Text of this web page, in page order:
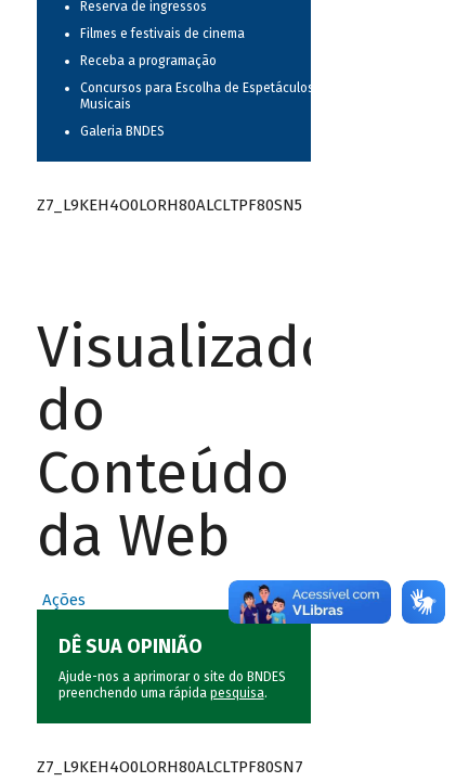
Reserva de ingressos
Filmes e festivais de cinema
Receba a programação
Concursos para Escolha de Espetáculos
Musicais
Galeria BNDES
Z7_L9KEH4O0LORH80ALCLTPF80SN5
Visualizador
do
Conteúdo
da Web
Ações
DÊ SUA OPINIÃO
Ajude-nos a aprimorar o site do BNDES
preenchendo uma rápida pesquisa.
Z7_L9KEH4O0LORH80ALCLTPF80SN7